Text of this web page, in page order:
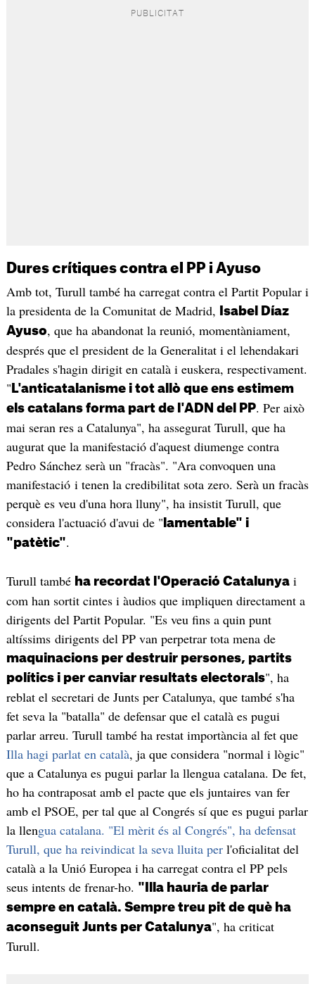
Dures crítiques contra el PP i Ayuso
Amb tot, Turull també ha carregat contra el Partit Popular i
la presidenta de la Comunitat de Madrid,
Isabel Díaz
Ayuso, que ha abandonat la reunió, momentàniament,
després que el president de la Generalitat i el lehendakari
Pradales s'hagin dirigit en català i euskera, respectivament.
" L'anticatalanisme i tot allò que ens estimem
els catalans forma part de l'ADN del PP. Per això
mai seran res a Catalunya", ha assegurat Turull, que ha
augurat que la manifestació d'aquest diumenge contra
Pedro Sánchez serà un "fracàs". "Ara convoquen una
manifestació i tenen la credibilitat sota zero. Serà un fracàs
perquè es veu d'una hora lluny", ha insistit Turull, que
considera l'actuació d'avui de " lamentable" i
"patètic".
Turull també ha recordat l'Operació Catalunyai
com han sortit cintes i àudios que impliquen directament a
dirigents del Partit Popular. "Es veu fins a quin punt
altíssims dirigents del PP van perpetrar tota mena de
maquinacions per destruir persones, partits
polítics i per canviar resultats electorals", ha
reblat el secretari de Junts per Catalunya, que també s'ha
fet seva la "batalla" de defensar que el català es pugui
parlar arreu. Turull també ha restat importància al fet que
Illa hagi parlat en català, ja que considera "normal i lògic"
que a Catalunya es pugui parlar la llengua catalana. De fet,
ho ha contraposat amb el pacte que els juntaires van fer
amb el PSOE, per tal que al Congrés sí que es pugui parlar
la llengua catalana. "El mèrit és al Congrés", ha defensat
Turull, que ha reivindicat la seva lluita per l'oficialitat del
català a la Unió Europea i ha carregat contra el PP pels
seus intents de frenar-ho. "Illa hauria de parlar
sempre en català. Sempre treu pit de què ha
aconseguit Junts per Catalunya", ha criticat
Turull.